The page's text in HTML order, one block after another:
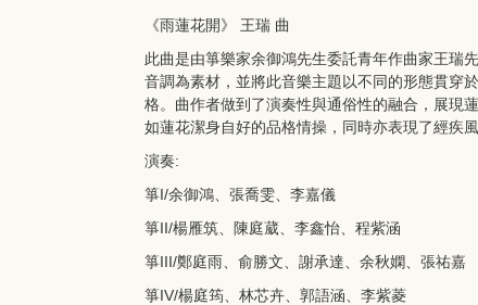
《雨蓮花開》 王瑞 曲
此曲是由箏樂家余御鴻先生委託青年作曲家王瑞
音調為素材，並將此音樂主題以不同的形態貫穿
格。曲作者做到了演奏性與通俗性的融合，展現
如蓮花潔身自好的品格情操，同時亦表現了經疾
演奏:
箏I/余御鴻、張喬雯、李嘉儀
箏II/楊雁筑、陳庭葳、李鑫怡、程紫涵
箏III/鄭庭雨、俞勝文、謝承達、余秋嫻、張祐嘉
箏IV/楊庭筠、林芯卉、郭語涵、李紫菱